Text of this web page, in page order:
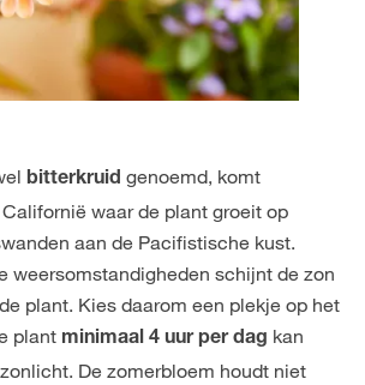
bitterkruid genoemd, komt
waar de plant groeit op
aan de Pacifistische kust.
weersomstandigheden schijnt de zon
plant. Kies daarom een plekje op het
plant minimaal 4 uur per dag kan
De zomerbloem houdt niet